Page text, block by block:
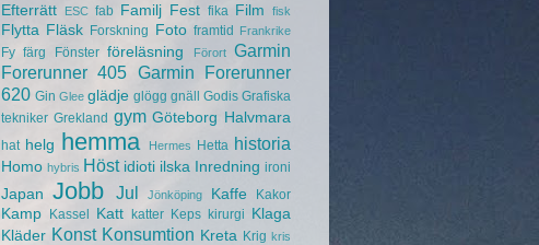
Efterrätt ESC fab Familj Fest fika Film fisk
Flytta Fläsk Forskning Foto framtid Frankrike
Fy färg Fönster föreläsning Förort
Garmin
Forerunner 405 Garmin Forerunner
620 Gin Glee glädje glögg gnäll Godis Grafiska
tekniker Grekland gym Göteborg Halvmara
hat helg hemma Hermes Hetta historia
Homo hybris Höst idioti ilska Inredning ironi
Japan Jobb Jul Jönköping Kaffe Kakor
Kamp Kassel Katt katter Keps kirurgi Klaga
Kläder Konst Konsumtion Kreta Krig kris